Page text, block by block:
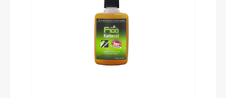
Glocke
inklusive
Vorbau
KTM Line adjust. 0-60° internal